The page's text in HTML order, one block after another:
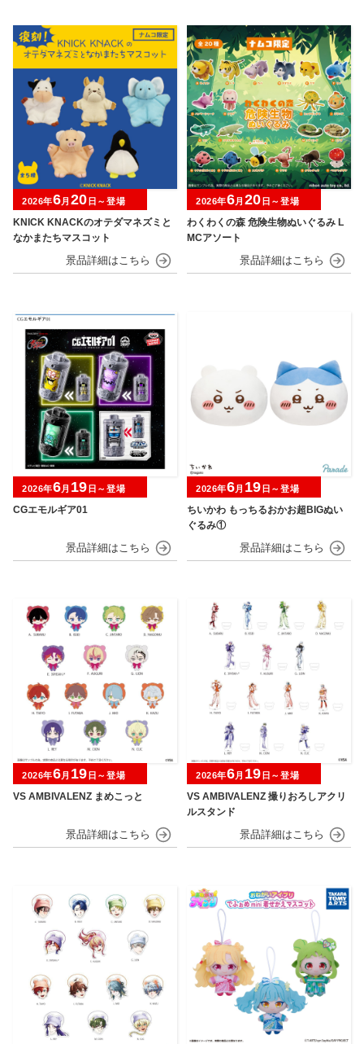
KNICK KNACKのオテダマネズミと
なかまたちマスコット
2026年6月 20 日～登場
わくわくの森 危険生物ぬいぐるみ L
MCアソート
2026年6月 20 日～登場
CGエモルギア01
2026年6月 19 日～登場
ちいかわ もっちるおかお超BIGぬい
ぐるみ①
2026年6月 19 日～登場
VS AMBIVALENZ まめこっと
2026年6月 19 日～登場
VS AMBIVALENZ 撮りおろしアクリ
ルスタンド
2026年6月 19 日～登場